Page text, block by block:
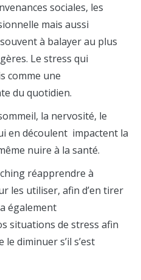
sociales, les
mais aussi
à balayer au plus
Le stress qui
comme une
du quotidien.
la nervosité, le
en découlent impactent la
nuire à la santé.
réapprendre à
les utiliser, afin d’en tirer
également
situations de stress afin
le diminuer s’il s’est